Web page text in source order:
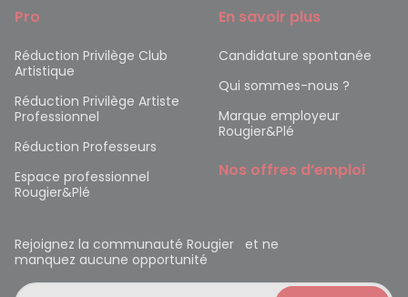
Pro
Réduction Privilège Club
Artistique
Réduction Privilège Artiste
Professionnel
Réduction Professeurs
Espace professionnel
Rougier&Plé
En savoir plus
Candidature spontanée
Qui sommes-nous ?
Marque employeur
Rougier&Plé
Nos offres d’emploi
Rejoignez la communauté Rougier et ne
manquez aucune opportunité